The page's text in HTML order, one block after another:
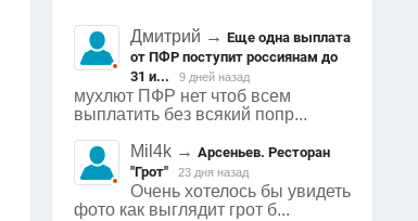
Дмитрий →Еще одна выплата
от ПФР поступит россиянам до
31 и...
9 дней назад
мухлют ПФР нет чтоб всем
выплатить без всякий попр...
Mil4k →Арсеньев. Ресторан
"Грот"
23 дня назад
Очень хотелось бы увидеть
фото как выглядит грот б...